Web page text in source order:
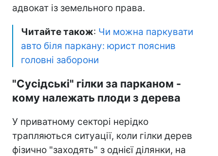
адвокат із земельного права.
Читайте також: Чи можна паркувати
авто біля паркану: юрист пояснив
головні заборони
"Сусідські" гілки за парканом -
кому належать плоди з дерева
У приватному секторі нерідко
трапляються ситуації, коли гілки дерев
фізично "заходять" з однієї ділянки, на